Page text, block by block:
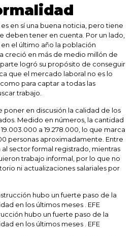
en sí una buena noticia, pero tiene
deben tener en cuenta. Por un lado,
el último año la población
creció en más de medio millón de
parte logró su propósito de conseguir
que el mercado laboral no es lo
para captar a todas las
trabajo.
poner en discusión la calidad de los
Medido en números, la cantidad
a 19.278.000, lo que marca
personas aproximadamente. Entre
al sector formal registrado, mientras
trabajo informal, por lo que no
ni actualizaciones salariales por
hubo un fuerte paso de la
en los últimos meses . EFE